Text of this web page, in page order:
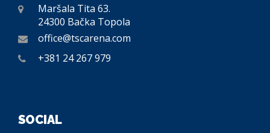
Maršala Tita 63.
24300 Bačka Topola
office@tscarena.com
+381 24 267 979
SOCIAL